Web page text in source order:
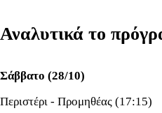
Αναλυτικά το
Σάββατο (28/10)
Περιστέρι - Προμηθέας (17:15)